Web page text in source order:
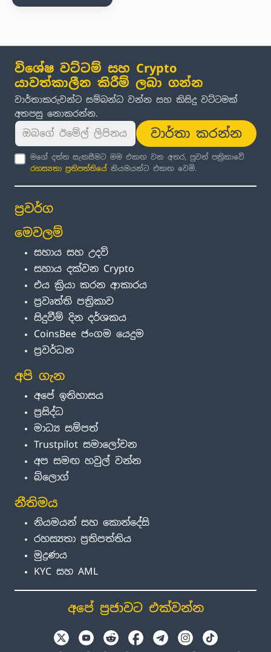
විශේෂ වට්ටම් සහ Crypto
යාවත්කාලීන කිරීම් ලබා ගන්න
වාර්තාකරුවන්ට සම්බන්ධ වන්න සහ කිසිදු වට්ටමක්
අතපසු නොකරන්න.
වාර්තා කරන්න
මගේ දත්ත සැකසීමට මම එකඟ වන අතර, පුවත් පත්‍රිකාවේ
රහස්‍යතා ප්‍රතිපත්තිය ේ නියමයන්ට එකඟ වෙමි.
ප්‍රවර්ග
මෙවලම්
සහාය සහ උදව්
සහාය දක්වන Crypto
එය ක්‍රියා කරන ආකාරය
ප්‍රවෘත්ති පත්‍රිකාව
සිදුවීම් දින දර්ශකය
CoinsBee ජංගම යෙදුම
ප්‍රවර්ධන
අපි ගැන
අපේ ඉතිහාසය
ප්‍රසිද්ධ
මාධ්‍ය සම්පත්
Trustpilot සමාලෝචන
අප සමඟ හවුල් වන්න
බ්ලොග්
නීතිමය
නියමයන් සහ කොන්දේසි
රහස්‍යතා ප්‍රතිපත්තිය
මුද්‍රණය
KYC සහ AML
අපේ ප්‍රජාවට එක්වන්න